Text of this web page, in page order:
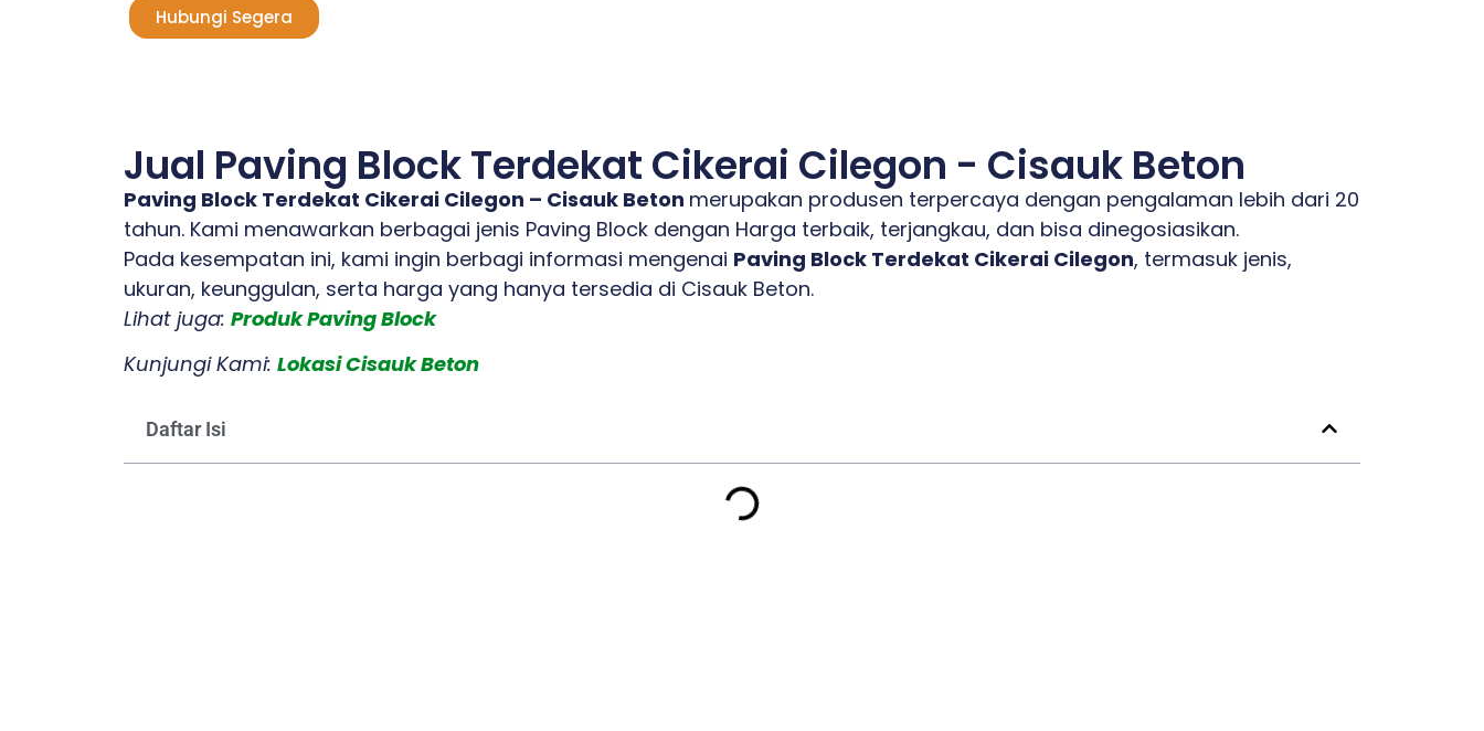
Hubungi Segera
Jual Paving Block Terdekat Cikerai Cilegon - Cisauk Beton
Paving Block Terdekat Cikerai Cilegon – Cisauk Beton merupakan produsen terpercaya dengan pengalaman lebih dari 20
tahun. Kami menawarkan berbagai jenis Paving Block dengan Harga terbaik, terjangkau, dan bisa dinegosiasikan.
Pada kesempatan ini, kami ingin berbagi informasi mengenai Paving Block Terdekat Cikerai Cilegon, termasuk jenis,
ukuran, keunggulan, serta harga yang hanya tersedia di Cisauk Beton.
Lihat juga: Produk Paving Block
Kunjungi Kami: Lokasi Cisauk Beton
Daftar Isi